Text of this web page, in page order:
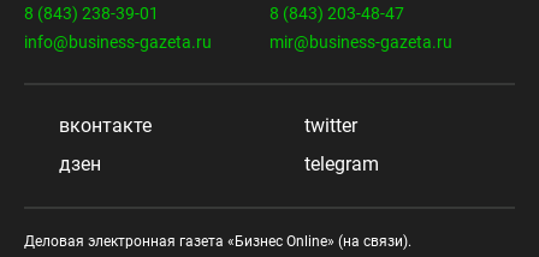
8 (843) 238-39-01
info@business-gazeta.ru
8 (843) 203-48-47
mir@business-gazeta.ru
вконтакте
twitter
дзен
telegram
Деловая электронная газета «Бизнес Online» (на связи).